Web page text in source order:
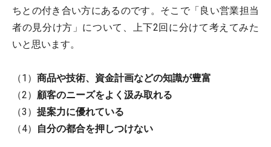
ちとの付き合い方にあるのです。そこで「良い営業担当
者の見分け方」について、上下2回に分けて考えてみた
いと思います。
（1） 商品や技術、資金計画などの知識が豊富
（2） 顧客のニーズをよく汲み取れる
（3） 提案力に優れている
（4）
自分の都合を押しつけない